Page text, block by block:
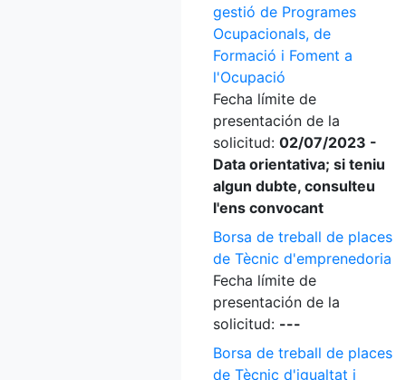
gestió de Programes
Ocupacionals, de
Formació i Foment a
l'Ocupació
Fecha límite de
presentación de la
solicitud: 02/07/2023 -
Data orientativa; si teniu
algun dubte, consulteu
l'ens convocant
Borsa de treball de places
de Tècnic d'emprenedoria
Fecha límite de
presentación de la
solicitud: ---
Borsa de treball de places
de Tècnic d'igualtat i